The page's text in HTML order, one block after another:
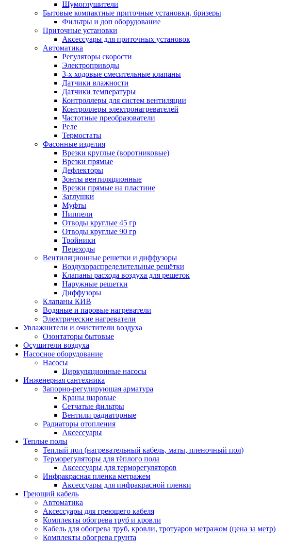
Шумоглушители
Бытовые компактные приточные установки, бризеры
Фильтры и доп оборудование
Приточные установки
Аксессуары для приточных установок
Автоматика
Регуляторы скорости
Электроприводы
3-х ходовые смесительные клапаны
Датчики влажности
Датчики температуры
Контроллеры для систем вентиляции
Контроллеры электронагревателей
Частотные преобразователи
Реле
Термостаты
Фасонные изделия
Врезки круглые (воротниковые)
Врезки прямые
Дефлекторы
Зонты вентиляционные
Врезки прямые на пластине
Заглушки
Муфты
Ниппели
Отводы круглые 45 гр
Отводы круглые 90 гр
Тройники
Переходы
Вентиляционные решетки и диффузоры
Воздухораспределительные решётки
Клапаны расхода воздуха для решеток
Наружные решетки
Диффузоры
Клапаны КИВ
Водяные и паровые нагреватели
Электрические нагреватели
Увлажнители и очистители воздуха
Озонтаторы бытовые
Осушители воздуха
Насосное оборудование
Насосы
Циркуляционные насосы
Инженерная сантехника
Запорно-регулирующая арматура
Краны шаровые
Сетчатые фильтры
Вентили радиаторные
Радиаторы отопления
Аксессуары
Теплые полы
Теплый пол (нагревательный кабель, маты, пленочный пол)
Терморегуляторы для тёплого пола
Аксессуары для терморегуляторов
Инфракрасная пленка метражем
Аксессуары для инфракрасной пленки
Греющий кабель
Автоматика
Аксессуары для греющего кабеля
Комплекты обогрева труб и кровли
Кабель для обогрева труб, кровли, тротуаров метражом (цена за метр)
Комплекты обогрева грунта